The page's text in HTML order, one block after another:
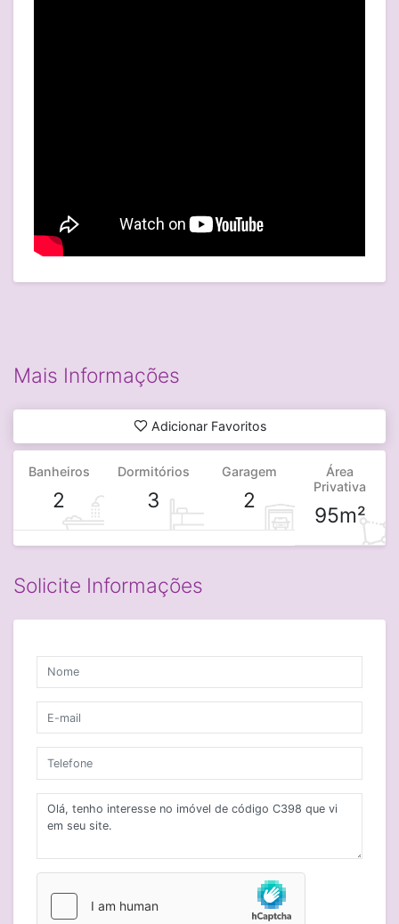
Mais Informações
Adicionar Favoritos
Banheiros
2
Dormitórios
3
Garagem
2
Área
Privativa
95m²
Solicite Informações